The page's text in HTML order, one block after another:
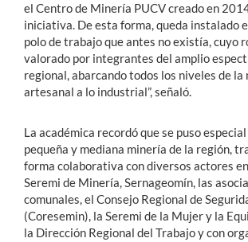
el Centro de Minería PUCV creado en
iniciativa. De esta forma, queda instalado
polo de trabajo que antes no existía, cuyo
valorado por integrantes del amplio
regional, abarcando todos los niveles de la
artesanal a lo industrial”, señaló.
La académica recordó que se puso
pequeña y mediana minería de la región,
forma colaborativa con diversos actores
Seremi de Minería, Sernageomín, las
comunales, el Consejo Regional de
(Coresemin), la Seremi de la Mujer y la
la Dirección Regional del Trabajo y con